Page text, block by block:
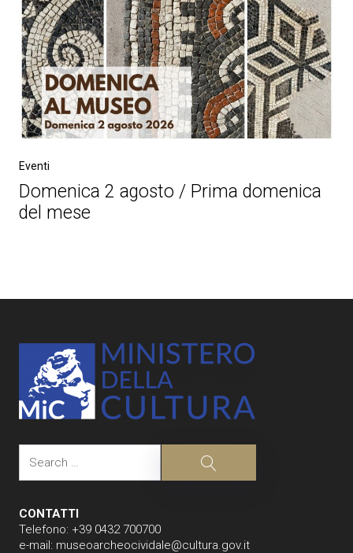
Eventi
Domenica 2 agosto / Prima domenica
del mese
navigation
Search
CONTATTI
Telefono: +39 0432 700700
e-mail: museoarcheocividale@cultura.gov.it